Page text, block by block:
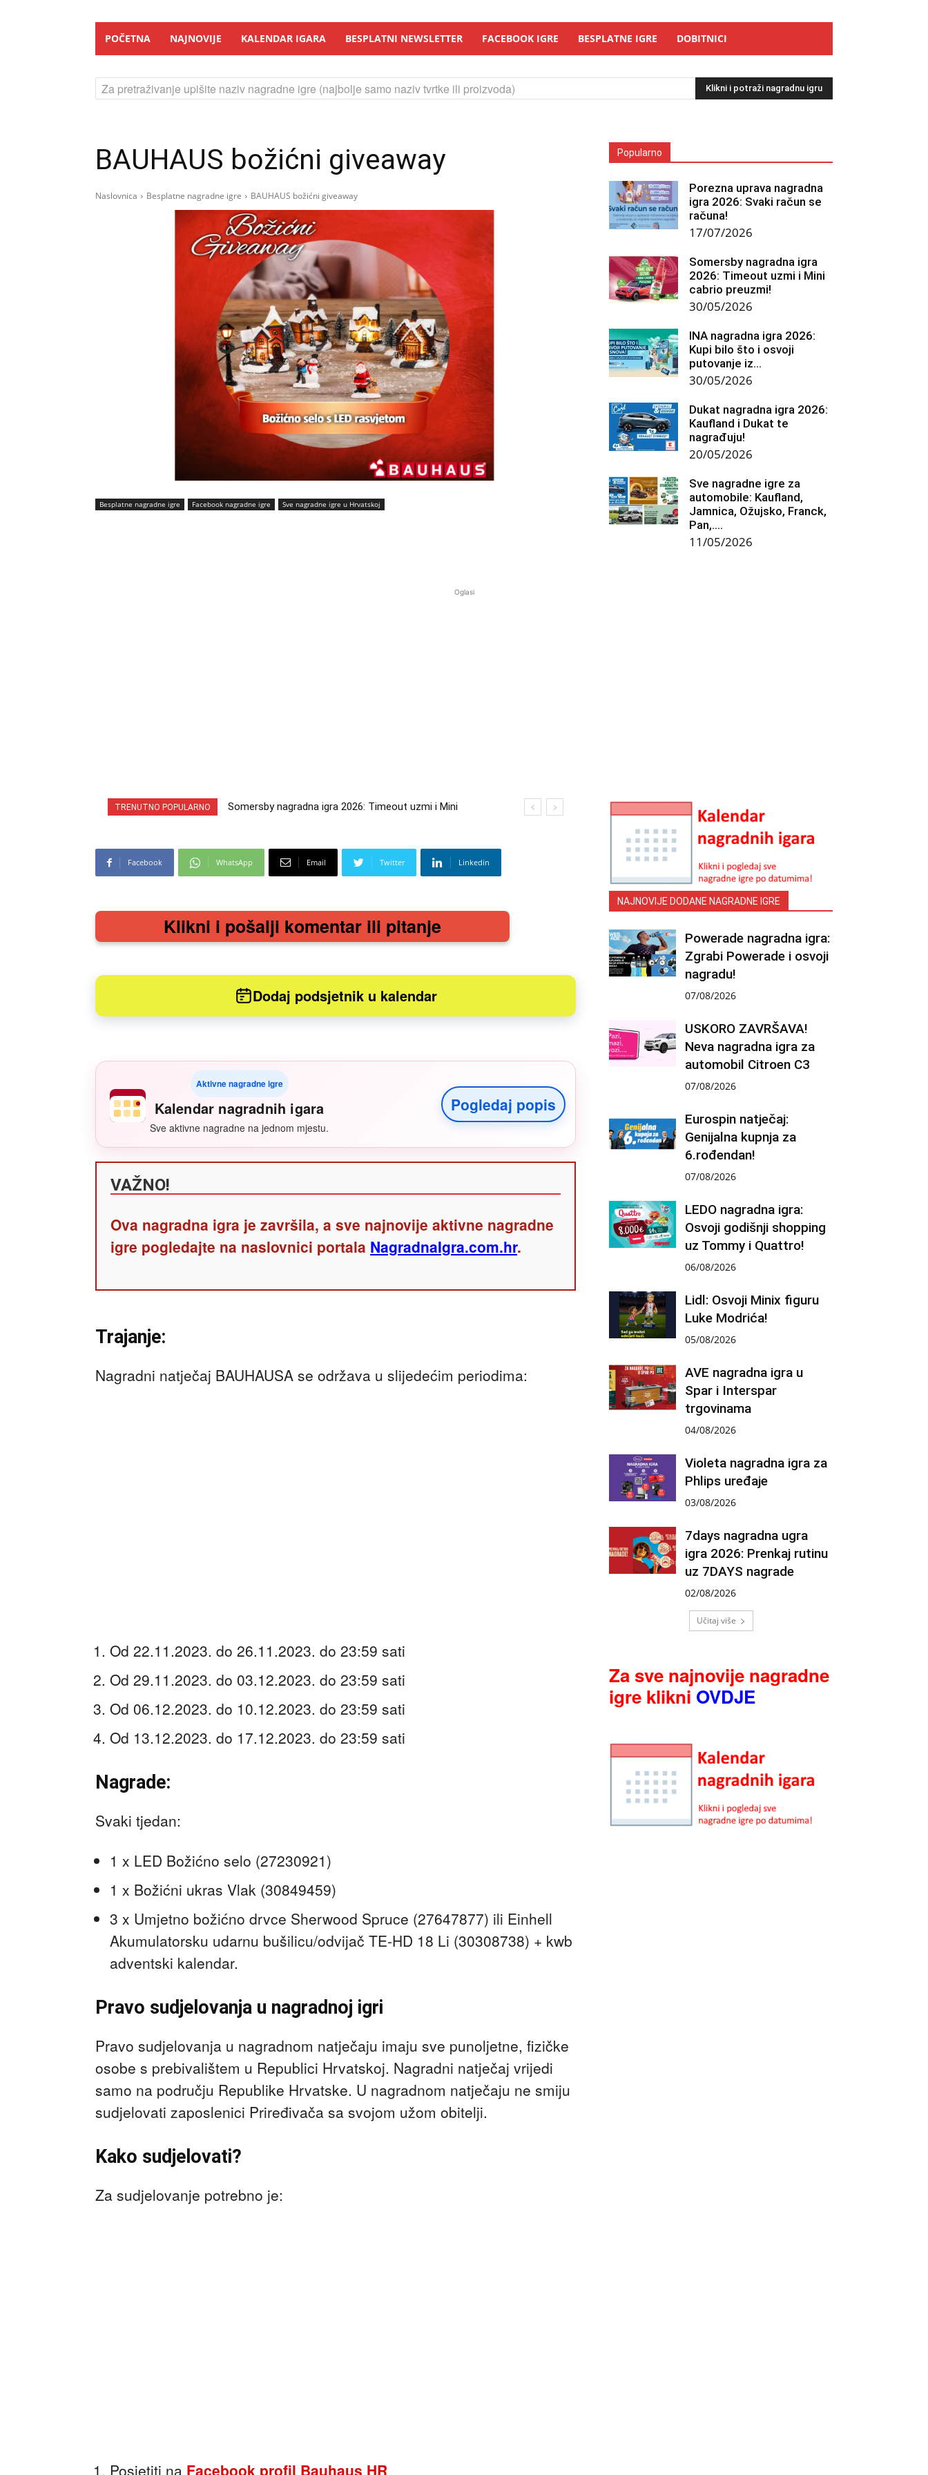
POČETNA NAJNOVIJE KALENDAR IGARA BESPLATNI NEWSLETTER FACEBOOK IGRE BESPLATNE IGRE DOBITNICI
Za pretraživanje upišite naziv nagradne igre (najbolje samo naziv tvrtke ili proizvoda) Klikni i potraži nagradnu igru
BAUHAUS božićni giveaway
Naslovnica Besplatne nagradne igre BAUHAUS božićni giveaway
Besplatne nagradne igre Facebook nagradne igre Sve nagradne igre u Hrvatskoj
Popularno
Porezna uprava nagradna
igra 2026: Svaki račun se
računa!
17/07/2026
Somersby nagradna igra
2026: Timeout uzmi i Mini
cabrio preuzmi!
30/05/2026
INA nagradna igra 2026:
Kupi bilo što i osvoji
putovanje iz...
30/05/2026
Dukat nagradna igra 2026:
Kaufland i Dukat te
nagrađuju!
20/05/2026
Sve nagradne igre za
automobile: Kaufland,
Jamnica, Ožujsko, Franck,
Pan,….
11/05/2026
Oglasi
TRENUTNO POPULARNO
Somersby nagradna igra 2026: Timeout uzmi i Mini
INA nagradna igra 2026: Kupi bilo što i osvoji putovanje
Facebook WhatsApp Email Twitter Linkedin
Klikni i pošalji komentar ili pitanje
Dodaj podsjetnik u kalendar
Aktivne nagradne igre
Kalendar nagradnih igara
Sve aktivne nagradne na jednom mjestu.
Pogledaj popis
VAŽNO!
Ova nagradna igra je završila, a sve najnovije aktivne nagradne
igre pogledajte na naslovnici portala NagradnaIgra.com.hr.
Trajanje:
Nagradni natječaj BAUHAUSA se održava u slijedećim periodima:
Od 22.11.2023. do 26.11.2023. do 23:59 sati
Od 29.11.2023. do 03.12.2023. do 23:59 sati
Od 06.12.2023. do 10.12.2023. do 23:59 sati
Od 13.12.2023. do 17.12.2023. do 23:59 sati
Nagrade:
Svaki tjedan:
1 x LED Božićno selo (27230921)
1 x Božićni ukras Vlak (30849459)
3 x Umjetno božićno drvce Sherwood Spruce (27647877) ili Einhell
Akumulatorsku udarnu bušilicu/odvijač TE-HD 18 Li (30308738) + kwb
adventski kalendar.
Pravo sudjelovanja u nagradnoj igri
Pravo sudjelovanja u nagradnom natječaju imaju sve punoljetne, fizičke
osobe s prebivalištem u Republici Hrvatskoj. Nagradni natječaj vrijedi
samo na području Republike Hrvatske. U nagradnom natječaju ne smiju
sudjelovati zaposlenici Priređivača sa svojom užom obitelji.
Kako sudjelovati?
Za sudjelovanje potrebno je:
Posjetiti na Facebook profil Bauhaus HR
NAJNOVIJE DODANE NAGRADNE IGRE
Powerade nagradna igra:
Zgrabi Powerade i osvoji
nagradu!
07/08/2026
USKORO ZAVRŠAVA!
Neva nagradna igra za
automobil Citroen C3
07/08/2026
Eurospin natječaj:
Genijalna kupnja za
6.rođendan!
07/08/2026
LEDO nagradna igra:
Osvoji godišnji shopping
uz Tommy i Quattro!
06/08/2026
Lidl: Osvoji Minix figuru
Luke Modrića!
05/08/2026
AVE nagradna igra u
Spar i Interspar
trgovinama
04/08/2026
Violeta nagradna igra za
Phlips uređaje
03/08/2026
7days nagradna ugra
igra 2026: Prenkaj rutinu
uz 7DAYS nagrade
02/08/2026
Učitaj više
Za sve najnovije nagradne
igre klikni OVDJE